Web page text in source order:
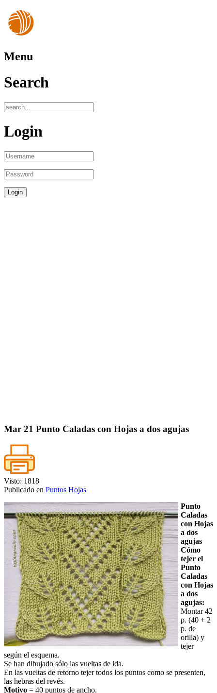
Menu
Search
Login
Mar 21 Punto Caladas con Hojas a dos agujas
Visto: 1818
Publicado en Puntos Hojas
Punto
Caladas
con Hojas
a dos
agujas
Cómo
tejer el
Punto
Caladas
con Hojas
a dos
agujas:
Montar 42
p. (40 + 2
p. de
orilla) y
tejer
según el esquema.
Se han dibujado sólo las vueltas de ida.
En las vueltas de retorno tejer todos los puntos como se presenten,
las hebras del revés.
Motivo = 40 puntos de ancho.